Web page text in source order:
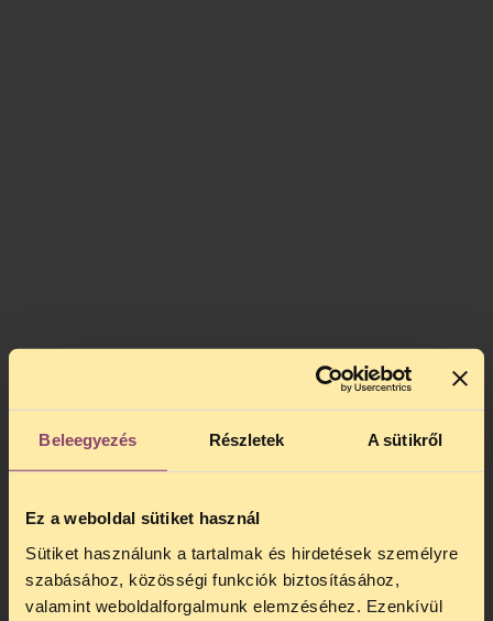
Beleegyezés Részletek A sütikről
Ez a weboldal sütiket használ
Sütiket használunk a tartalmak és hirdetések személyre
szabásához, közösségi funkciók biztosításához,
valamint weboldalforgalmunk elemzéséhez. Ezenkívül